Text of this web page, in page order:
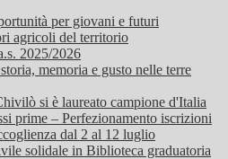
per giovani e futuri
agricoli del territorio
2025/2026
memoria e gusto nelle terre
si è laureato campione d'Italia
prime – Perfezionamento iscrizioni
dal 2 al 12 luglio
solidale in Biblioteca graduatoria